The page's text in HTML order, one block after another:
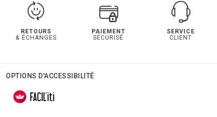
RETOURS
& ÉCHANGES
PAIEMENT
SÉCURISÉ
SERVICE
CLIENT
OPTIONS D'ACCESSIBILITÉ